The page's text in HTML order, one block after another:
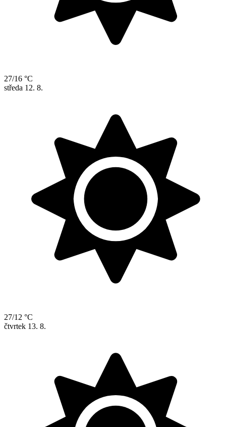
27/16 °C
středa 12. 8.
27/12 °C
čtvrtek 13. 8.